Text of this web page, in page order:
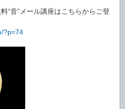
“音”メール講座はこちらからご登
?p=74